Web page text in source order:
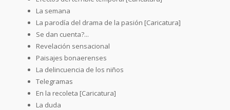
La semana
La parodía del drama de la pasión [Caricatura]
Se dan cuenta?...
Revelación sensacional
Paisajes bonaerenses
La delincuencia de los niños
Telegramas
En la recoleta [Caricatura]
La duda